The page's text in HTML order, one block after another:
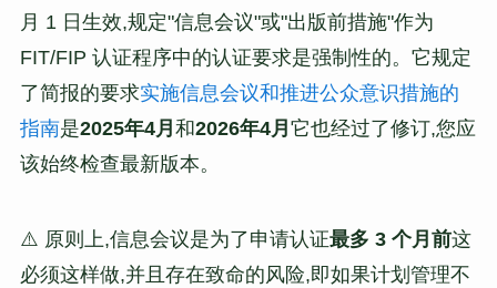
月 1 日生效,规定"信息会议"或"出版前措施"作为
FIT/FIP 认证程序中的认证要求是强制性的。它规定
了简报的要求实施信息会议和推进公众意识措施的
指南是2025年4月 和2026年4月 它也经过了修订,您应
该始终检查最新版本。
⚠️ 原则上,信息会议是为了申请认证最多 3 个月前这
必须这样做,并且存在致命的风险,即如果计划管理不